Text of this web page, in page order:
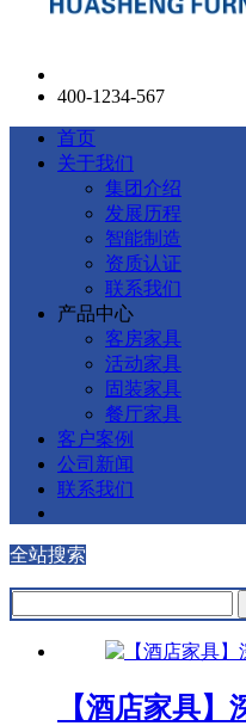
400-1234-567
首页
关于我们
集团介绍
发展历程
智能制造
资质认证
联系我们
产品中心
客房家具
活动家具
固装家具
餐厅家具
客户案例
公司新闻
联系我们
全站搜索
【酒店家具